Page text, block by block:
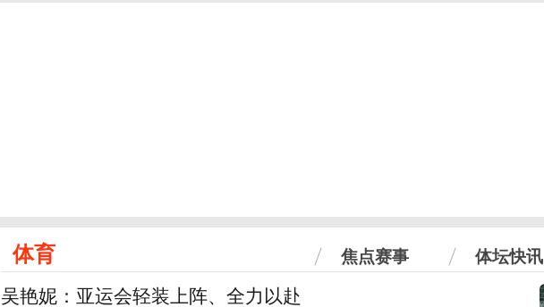
体育 焦点赛事 体坛快讯
吴艳妮：亚运会轻装上阵、全力以赴